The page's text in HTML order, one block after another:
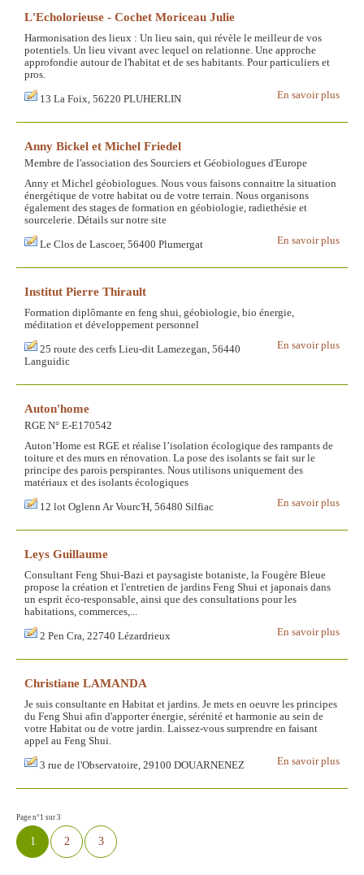
L'Echolorieuse - Cochet Moriceau Julie
Harmonisation des lieux : Un lieu sain, qui révèle le meilleur de vos
potentiels. Un lieu vivant avec lequel on relationne. Une approche
approfondie autour de l'habitat et de ses habitants. Pour particuliers et
pros.
En savoir plus
13 La Foix, 56220 PLUHERLIN
Anny Bickel et Michel Friedel
Membre de l'association des Sourciers et Géobiologues d'Europe
Anny et Michel géobiologues. Nous vous faisons connaitre la situation
énergétique de votre habitat ou de votre terrain. Nous organisons
également des stages de formation en géobiologie, radiethésie et
sourcelerie. Détails sur notre site
En savoir plus
Le Clos de Lascoer, 56400 Plumergat
Institut Pierre Thirault
Formation diplômante en feng shui, géobiologie, bio énergie,
méditation et développement personnel
En savoir plus
25 route des cerfs Lieu-dit Lamezegan, 56440
Languidic
Auton'home
RGE N° E-E170542
Auton’Home est RGE et réalise l’isolation écologique des rampants de
toiture et des murs en rénovation. La pose des isolants se fait sur le
principe des parois perspirantes. Nous utilisons uniquement des
matériaux et des isolants écologiques
En savoir plus
12 lot Oglenn Ar Vourc'H, 56480 Silfiac
Leys Guillaume
Consultant Feng Shui-Bazi et paysagiste botaniste, la Fougère Bleue
propose la création et l'entretien de jardins Feng Shui et japonais dans
un esprit éco-responsable, ainsi que des consultations pour les
habitations, commerces,...
En savoir plus
2 Pen Cra, 22740 Lézardrieux
Christiane LAMANDA
Je suis consultante en Habitat et jardins. Je mets en oeuvre les principes
du Feng Shui afin d'apporter énergie, sérénité et harmonie au sein de
votre Habitat ou de votre jardin. Laissez-vous surprendre en faisant
appel au Feng Shui.
En savoir plus
3 rue de l'Observatoire, 29100 DOUARNENEZ
Page n°1 sur 3
1 2 3